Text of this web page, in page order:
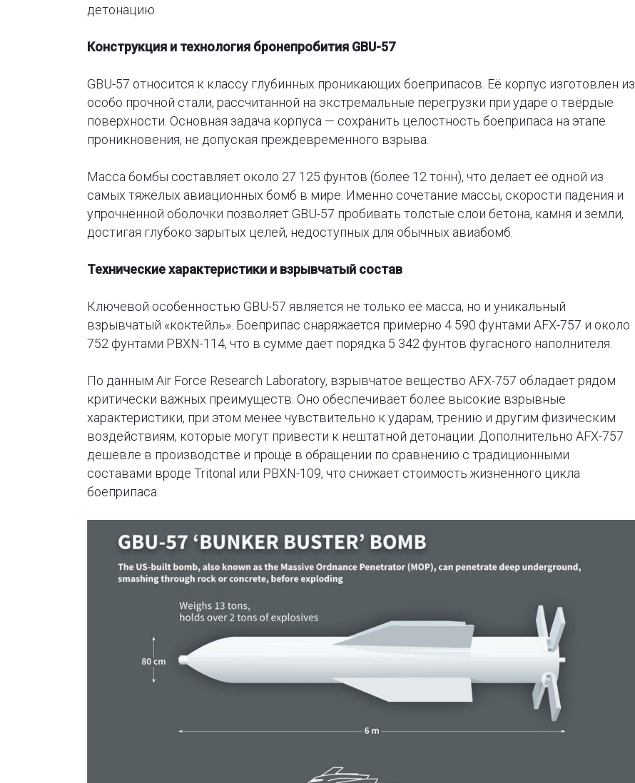
детонацию.
Конструкция и технология бронепробития GBU-57
GBU-57 относится к классу глубинных проникающих боеприпасов. Её корпус изготовлен из
особо прочной стали, рассчитанной на экстремальные перегрузки при ударе о твёрдые
поверхности. Основная задача корпуса — сохранить целостность боеприпаса на этапе
проникновения, не допуская преждевременного взрыва.
Масса бомбы составляет около 27 125 фунтов (более 12 тонн), что делает её одной из
самых тяжёлых авиационных бомб в мире. Именно сочетание массы, скорости падения и
упрочнённой оболочки позволяет GBU-57 пробивать толстые слои бетона, камня и земли,
достигая глубоко зарытых целей, недоступных для обычных авиабомб.
Технические характеристики и взрывчатый состав
Ключевой особенностью GBU-57 является не только её масса, но и уникальный
взрывчатый «коктейль». Боеприпас снаряжается примерно 4 590 фунтами AFX-757 и около
752 фунтами PBXN-114, что в сумме даёт порядка 5 342 фунтов фугасного наполнителя.
По данным Air Force Research Laboratory, взрывчатое вещество AFX-757 обладает рядом
критически важных преимуществ. Оно обеспечивает более высокие взрывные
характеристики, при этом менее чувствительно к ударам, трению и другим физическим
воздействиям, которые могут привести к нештатной детонации. Дополнительно AFX-757
дешевле в производстве и проще в обращении по сравнению с традиционными
составами вроде Tritonal или PBXN-109, что снижает стоимость жизненного цикла
боеприпаса.